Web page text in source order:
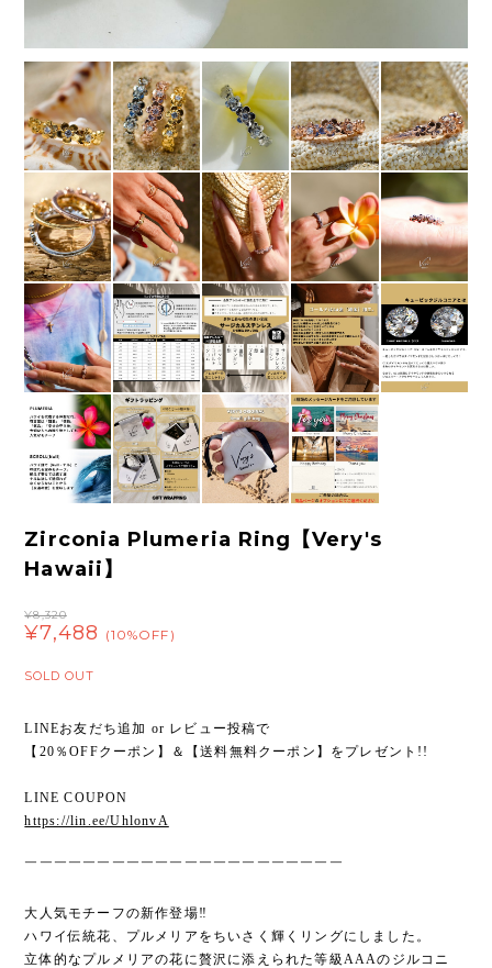
Zirconia Plumeria Ring【Very's
Hawaii】
¥8,320
¥7,488 (10%OFF)
SOLD OUT
LINEお友だち追加 or レビュー投稿で
【20％OFFクーポン】＆【送料無料クーポン】をプレゼント!!
LINE COUPON
https://lin.ee/UhlonvA
￣￣￣￣￣￣￣￣￣￣￣￣￣￣￣￣￣￣￣￣￣￣
大人気モチーフの新作登場‼
ハワイ伝統花、プルメリアをちいさく輝くリングにしました。
立体的なプルメリアの花に贅沢に添えられた等級AAAのジルコニ